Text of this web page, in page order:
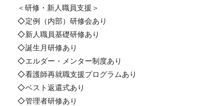
＜研修・新人職員支援＞
◇定例（内部）研修会あり
◇新人職員基礎研修あり
◇誕生月研修あり
◇エルダー・メンター制度あり
◇看護師再就職支援プログラムあり
◇ベスト返還式あり
◇管理者研修あり